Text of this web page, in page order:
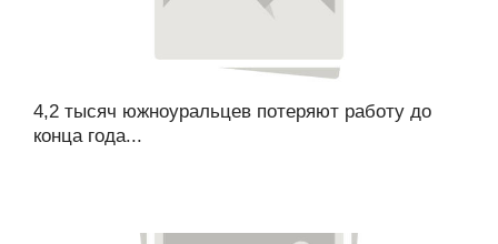
4,2 тысяч южноуральцев потеряют работу до
конца года...